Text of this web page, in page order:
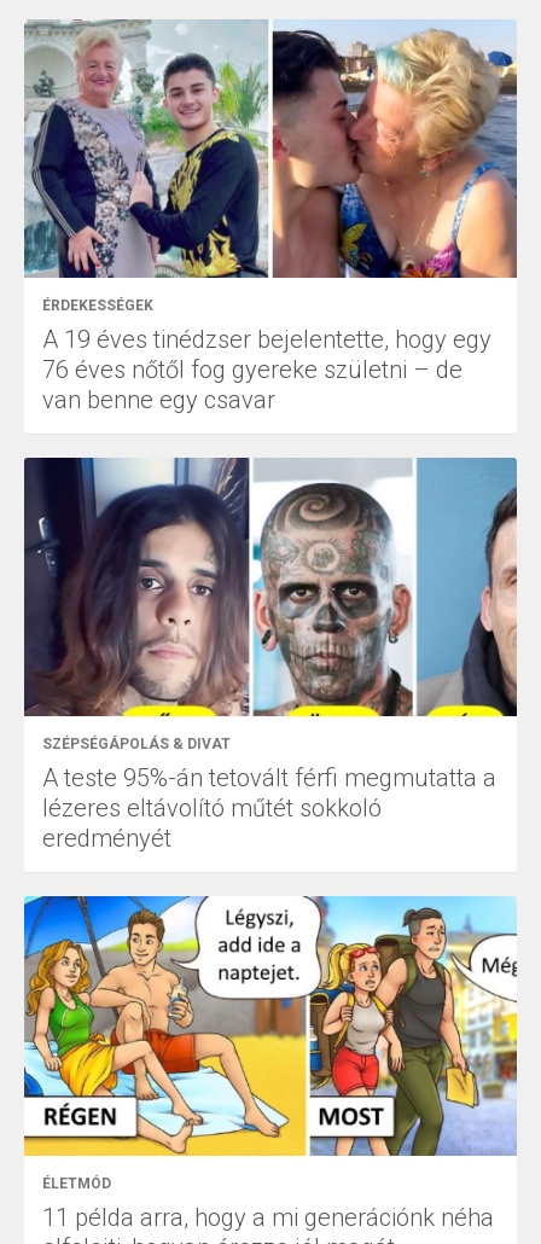
ÉRDEKESSÉGEK
A 19 éves tinédzser bejelentette, hogy egy
76 éves nőtől fog gyereke születni – de
van benne egy csavar
SZÉPSÉGÁPOLÁS & DIVAT
A teste 95%-án tetovált férfi megmutatta a
lézeres eltávolító műtét sokkoló
eredményét
ÉLETMÓD
11 példa arra, hogy a mi generációnk néha